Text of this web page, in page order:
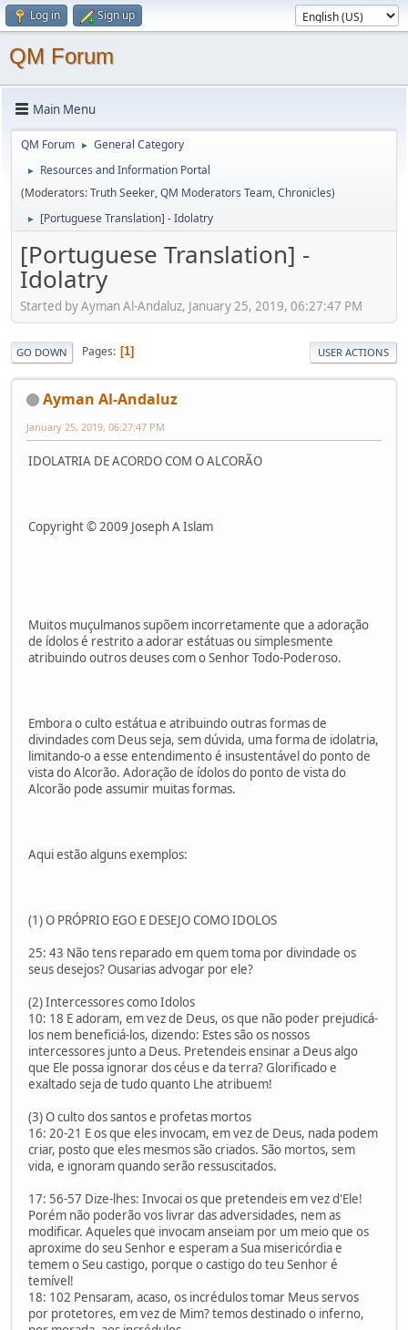
Log in Sign up
QM Forum
Main Menu
QM Forum ► General Category
►
Resources and Information Portal
(Moderators:Truth Seeker,QM Moderators Team,Chronicles)
► [Portuguese Translation] - Idolatry
[Portuguese Translation] -
Idolatry
Started by Ayman Al-Andaluz, January 25, 2019, 06:27:47 PM
GO DOWN Pages 1 USER ACTIONS
Ayman Al-Andaluz
January 25, 2019, 06:27:47 PM
IDOLATRIA DE ACORDO COM O ALCORÃO
Copyright © 2009 Joseph A Islam
Muitos muçulmanos supõem incorretamente que a adoração
de ídolos é restrito a adorar estátuas ou simplesmente
atribuindo outros deuses com o Senhor Todo-Poderoso.
Embora o culto estátua e atribuindo outras formas de
divindades com Deus seja, sem dúvida, uma forma de idolatria,
limitando-o a esse entendimento é insustentável do ponto de
vista do Alcorão. Adoração de ídolos do ponto de vista do
Alcorão pode assumir muitas formas.
Aqui estão alguns exemplos:
(1) O PRÓPRIO EGO E DESEJO COMO IDOLOS
25: 43 Não tens reparado em quem toma por divindade os
seus desejos? Ousarias advogar por ele?
(2) Intercessores como Idolos
10: 18 E adoram, em vez de Deus, os que não poder prejudicá-
los nem beneficiá-los, dizendo: Estes são os nossos
intercessores junto a Deus. Pretendeis ensinar a Deus algo
que Ele possa ignorar dos céus e da terra? Glorificado e
exaltado seja de tudo quanto Lhe atribuem!
(3) O culto dos santos e profetas mortos
16: 20-21 E os que eles invocam, em vez de Deus, nada podem
criar, posto que eles mesmos são criados. São mortos, sem
vida, e ignoram quando serão ressuscitados.
17: 56-57 Dize-lhes: Invocai os que pretendeis em vez d'Ele!
Porém não poderão vos livrar das adversidades, nem as
modificar. Aqueles que invocam anseiam por um meio que os
aproxime do seu Senhor e esperam a Sua misericórdia e
temem o Seu castigo, porque o castigo do teu Senhor é
temível!
18: 102 Pensaram, acaso, os incrédulos tomar Meus servos
por protetores, em vez de Mim? temos destinado o inferno,